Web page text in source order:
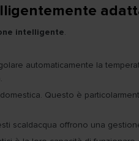
intelligente.
automaticamente la
Questo è
scaldacqua offrono una